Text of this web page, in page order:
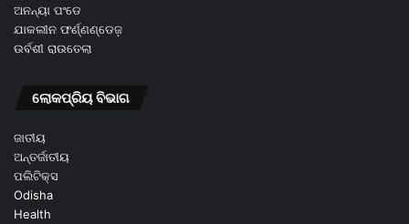
ଅନନ୍ୟା ପଂଡେ
ଯାକଲୀନ ଫର୍ଣ୍ଣଣ୍ଡେଜ଼
ଉର୍ବଶୀ ରାଉତେଲା
ଲୋକପ୍ରିୟ ବିଭାଗ
ଜାତୀୟ
ଅନ୍ତର୍ଜାତୀୟ
ପଲିଟିକ୍ସ
Odisha
Health